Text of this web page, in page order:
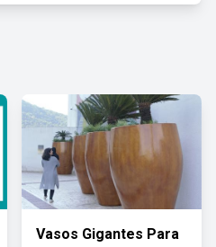
Vasos Gigantes Para